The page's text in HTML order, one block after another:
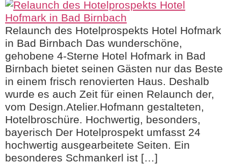
Relaunch des Hotelprospekts Hotel Hofmark
in Bad Birnbach Das wunderschöne,
gehobene 4-Sterne Hotel Hofmark in Bad
Birnbach bietet seinen Gästen nur das Beste
in einem frisch renovierten Haus. Deshalb
wurde es auch Zeit für einen Relaunch der,
vom Design.Atelier.Hofmann gestalteten,
Hotelbroschüre. Hochwertig, besonders,
bayerisch Der Hotelprospekt umfasst 24
hochwertig ausgearbeitete Seiten. Ein
besonderes Schmankerl ist […]